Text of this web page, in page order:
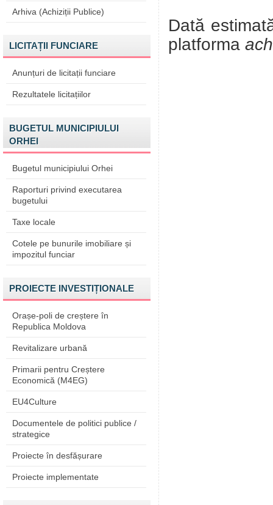
Arhiva (Achiziții Publice)
LICITAȚII FUNCIARE
Anunțuri de licitații funciare
Rezultatele licitațiilor
BUGETUL MUNICIPIULUI
ORHEI
Bugetul municipiului Orhei
Raporturi privind executarea
bugetului
Taxe locale
Cotele pe bunurile imobiliare și
impozitul funciar
PROIECTE INVESTIȚIONALE
Orașe-poli de creștere în
Republica Moldova
Revitalizare urbană
Primarii pentru Creștere
Economică (M4EG)
EU4Culture
Documentele de politici publice /
strategice
Proiecte în desfășurare
Proiecte implementate
Dată
platforma